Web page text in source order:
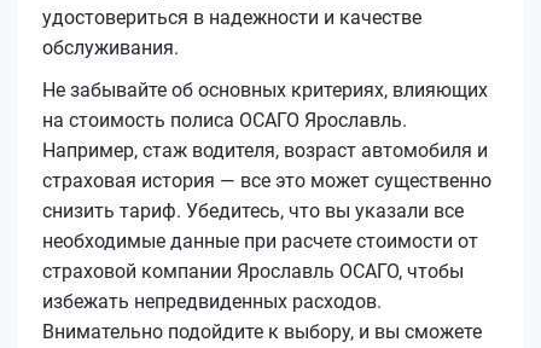
удостовериться в надежности и качестве
обслуживания.
Не забывайте об основных критериях, влияющих
на стоимость полиса ОСАГО Ярославль.
Например, стаж водителя, возраст автомобиля и
страховая история — все это может существенно
снизить тариф. Убедитесь, что вы указали все
необходимые данные при расчете стоимости от
страховой компании Ярославль ОСАГО, чтобы
избежать непредвиденных расходов.
Внимательно подойдите к выбору, и вы сможете